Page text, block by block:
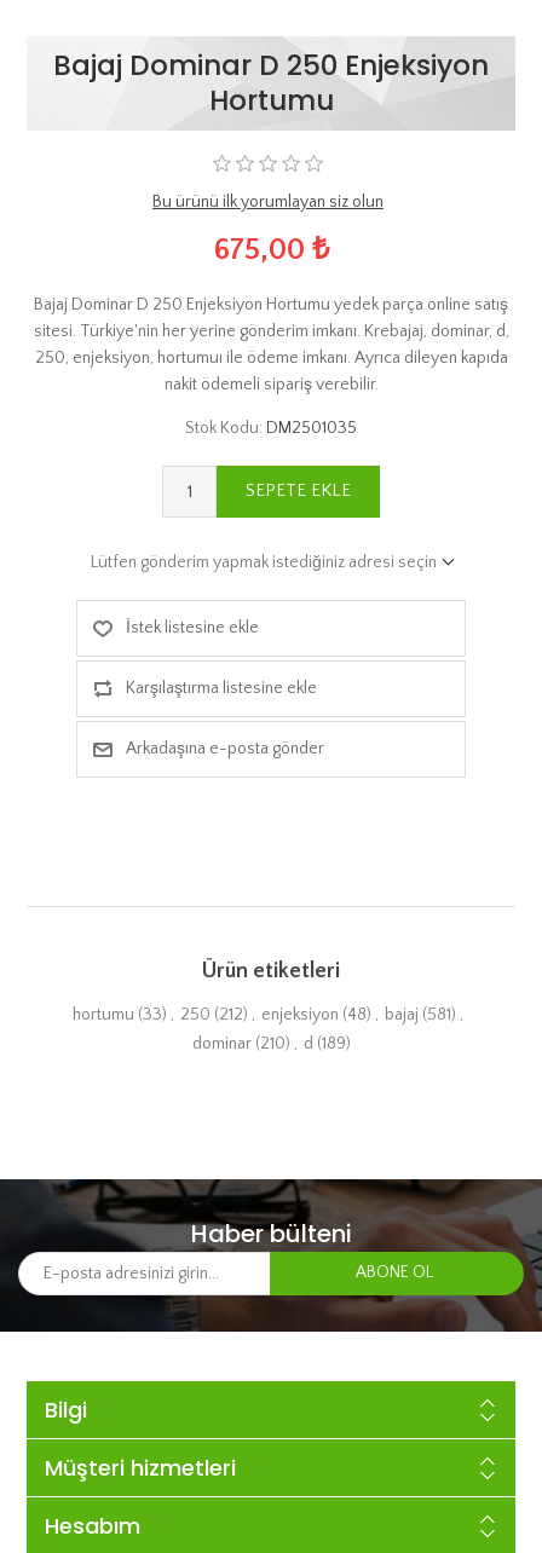
Bajaj Dominar D 250 Enjeksiyon
Hortumu
Bu ürünü ilk yorumlayan siz olun
675,00 ₺
Bajaj Dominar D 250 Enjeksiyon Hortumu yedek parça online satış
sitesi. Türkiye'nin her yerine gönderim imkanı. Krebajaj, dominar, d,
250, enjeksiyon, hortumuı ile ödeme imkanı. Ayrıca dileyen kapıda
nakit ödemeli sipariş verebilir.
Stok Kodu: DM2501035
SEPETE EKLE
Lütfen gönderim yapmak istediğiniz adresi seçin
İstek listesine ekle
Karşılaştırma listesine ekle
Arkadaşına e-posta gönder
Ürün etiketleri
hortumu (33) , 250 (212) , enjeksiyon (48) , bajaj (581) ,
dominar (210) , d (189)
Haber bülteni
Bilgi
Müşteri hizmetleri
Hesabım